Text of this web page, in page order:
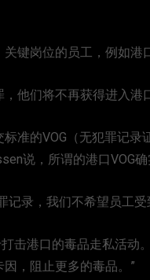
键岗位的员工，例如港
他们将不再获得进入港
准的VOG（无犯罪记
说，所谓的港口VOG确
记录，我们不希望员工
击港口的毒品走私活动
，阻止更多的毒品。”